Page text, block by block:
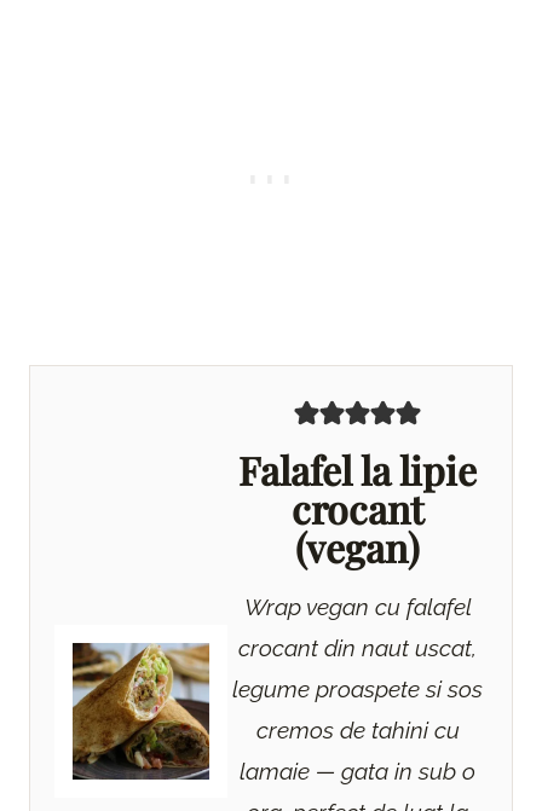
Falafel la lipie
crocant
(vegan)
Wrap vegan cu falafel
crocant din naut uscat,
legume proaspete si sos
cremos de tahini cu
lamaie — gata in sub o